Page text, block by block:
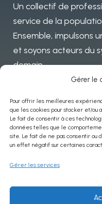
Gérer le
Pour offrir les meilleures
que les cookies pour stocker et/ou
Le fait de consentir à ces
données telles que le
site. Le fait de ne pas consentir
un effet négatif sur certaines
Gérer les services
Un collectif de
service de la
Ensemble, impulsons
et soyons acteurs du
demain
Mentions
Politiques de
Mentions légales
Contact